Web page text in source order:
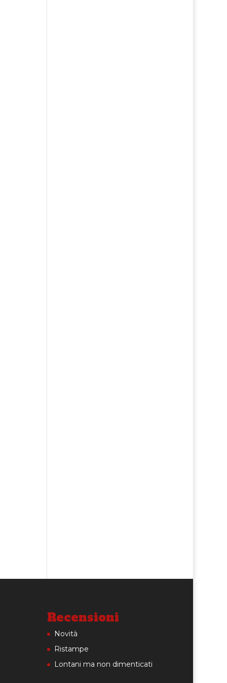
Recensioni
Novità
Ristampe
Lontani ma non dimenticati